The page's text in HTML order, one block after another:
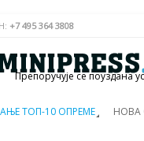
+7 495 364 3808
Препоручује се поуздана
ТОП-10 ОПРЕМЕ НОВА